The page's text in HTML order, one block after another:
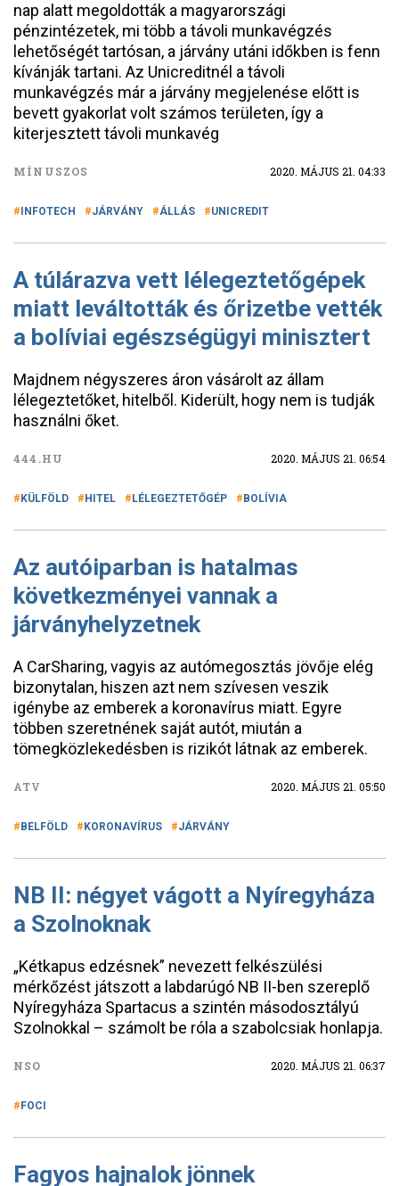
nap alatt megoldották a magyarországi
pénzintézetek, mi több a távoli munkavégzés
lehetőségét tartósan, a járvány utáni időkben is fenn
kívánják tartani. Az Unicreditnél a távoli
munkavégzés már a járvány megjelenése előtt is
bevett gyakorlat volt számos területen, így a
kiterjesztett távoli munkavég
MÍNUSZOS 2020. MÁJUS 21. 04:33
INFOTECH JÁRVÁNY ÁLLÁS UNICREDIT
A túlárazva vett lélegeztetőgépek
miatt leváltották és őrizetbe vették
a bolíviai egészségügyi minisztert
Majdnem négyszeres áron vásárolt az állam
lélegeztetőket, hitelből. Kiderült, hogy nem is tudják
használni őket.
444.HU 2020. MÁJUS 21. 06:54
KÜLFÖLD HITEL LÉLEGEZTETŐGÉP BOLÍVIA
Az autóiparban is hatalmas
következményei vannak a
járványhelyzetnek
A CarSharing, vagyis az autómegosztás jövője elég
bizonytalan, hiszen azt nem szívesen veszik
igénybe az emberek a koronavírus miatt. Egyre
többen szeretnének saját autót, miután a
tömegközlekedésben is rizikót látnak az emberek.
ATV 2020. MÁJUS 21. 05:50
BELFÖLD KORONAVÍRUS JÁRVÁNY
NB II: négyet vágott a Nyíregyháza
a Szolnoknak
„Kétkapus edzésnek” nevezett felkészülési
mérkőzést játszott a labdarúgó NB II-ben szereplő
Nyíregyháza Spartacus a szintén másodosztályú
Szolnokkal – számolt be róla a szabolcsiak honlapja.
NSO 2020. MÁJUS 21. 06:37
FOCI
Fagyos hajnalok jönnek